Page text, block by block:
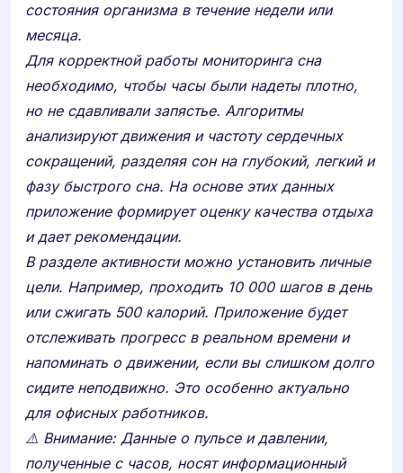
состояния организма в течение недели или
месяца.
Для корректной работы мониторинга сна
необходимо, чтобы часы были надеты плотно,
но не сдавливали запястье. Алгоритмы
анализируют движения и частоту сердечных
сокращений, разделяя сон на глубокий, легкий и
фазу быстрого сна. На основе этих данных
приложение формирует оценку качества отдыха
и дает рекомендации.
В разделе активности можно установить личные
цели. Например, проходить 10 000 шагов в день
или сжигать 500 калорий. Приложение будет
отслеживать прогресс в реальном времени и
напоминать о движении, если вы слишком долго
сидите неподвижно. Это особенно актуально
для офисных работников.
⚠️ Внимание: Данные о пульсе и давлении,
полученные с часов, носят информационный